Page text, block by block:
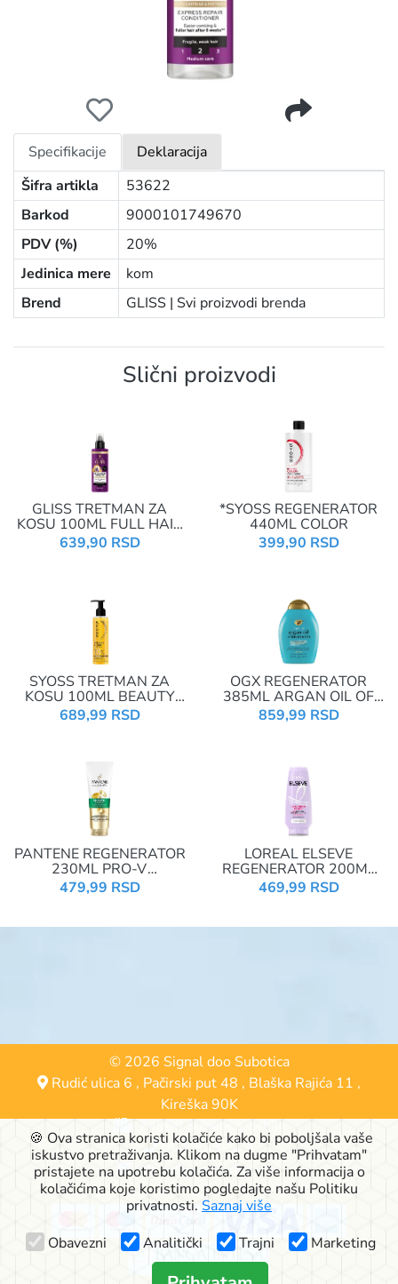
Specifikacije
Deklaracija
Šifra artikla
53622
Barkod
9000101749670
PDV (%)
20%
Jedinica mere
kom
Brend
GLISS | Svi proizvodi brenda
Slični proizvodi
GLISS TRETMAN ZA
KOSU 100ML FULL HAIR
WONDER SCALP
ACTIVATOR
639,90 RSD
*SYOSS REGENERATOR
440ML COLOR
399,90 RSD
SYOSS TRETMAN ZA
KOSU 100ML BEAUTY
ELIXIR
689,99 RSD
OGX REGENERATOR
385ML ARGAN OIL OF
MOROCCO
859,99 RSD
PANTENE REGENERATOR
230ML PRO-V
SMOOTH&SLEEK NUTRI-
PLEX
479,99 RSD
LOREAL ELSEVE
REGENERATOR 200ML
HYALURON PLUMP
469,99 RSD
© 2026 Signal doo Subotica
Rudić ulica 6 , Pačirski put 48 , Blaška Rajića 11 ,
Kireška 90K
24000 Subotica, Srbija
063-553-574
online@signalshop.rs
🍪 Ova stranica koristi kolačiće kako bi poboljšala vaše
iskustvo pretraživanja. Klikom na dugme "Prihvatam"
pristajete na upotrebu kolačića. Za više informacija o
kolačićima koje koristimo pogledajte našu Politiku
privatnosti. Saznaj više
Obavezni
Analitički Trajni Marketing